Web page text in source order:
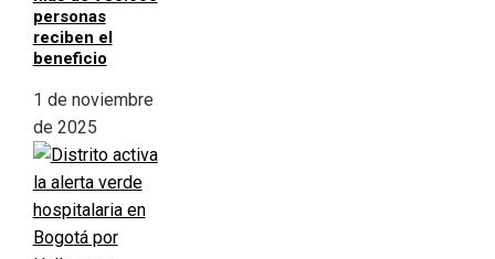
personas
reciben el
beneficio
1 de noviembre
de 2025